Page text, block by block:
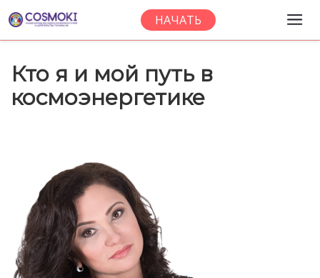
НАЧАТЬ
Кто я и мой путь в
космоэнергетике